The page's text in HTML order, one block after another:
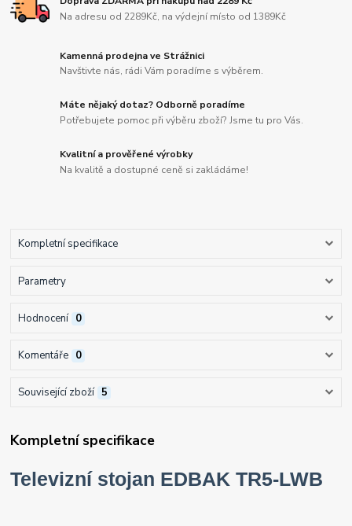
Na adresu od 2289Kč, na výdejní místo od 1389Kč
Kamenná prodejna ve Strážnici
Navštivte nás, rádi Vám poradíme s výběrem.
Máte nějaký dotaz? Odborně poradíme
Potřebujete pomoc při výběru zboží? Jsme tu pro Vás.
Kvalitní a prověřené výrobky
Na kvalitě a dostupné ceně si zakládáme!
Kompletní specifikace
Parametry
Hodnocení 0
Komentáře 0
Související zboží 5
Kompletní specifikace
Televizní stojan EDBAK TR5-LWB